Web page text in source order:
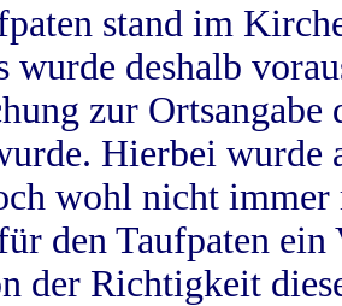
stand im
wurde deshalb
zur
Hierbei wurde
wohl nicht
den Taufpaten
der Richtigkeit